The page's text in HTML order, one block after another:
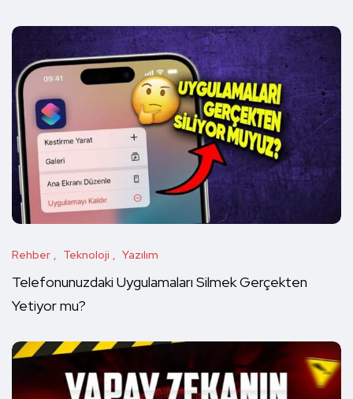
Rehber Teknoloji Yazılım
Telefonunuzdaki Uygulamaları Silmek Gerçekten
Yetiyor mu?